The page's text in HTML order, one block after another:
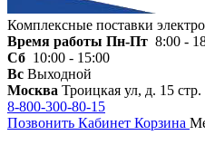
Комплексные поставки
Время работы Пн-Пт 8:00 -
Сб 10:00 - 15:00
Вс Выходной
Москва Троицкая ул, д. 15
8-800-300-80-15
Позвонить Кабинет Корзина